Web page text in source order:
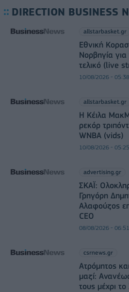
DIRECTION BUSINESS
allstarbasket.gr
Εθνική
Νορβηγία
τελικό (live
10/08/2026 - 05:38
allstarbasket.gr
Η Κέιλα
ρεκόρ
WNBA (vids)
10/08/2026 - 05:25
advertising.gr
ΣΚΑΪ:
Γρηγόρη
Αλαφούζος
CEO
08/08/2026 - 06:51
csrnews.gr
Ατρόμητος
μαζί:
τους μέχρι